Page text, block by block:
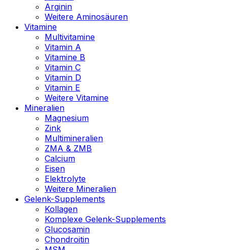
Arginin
Weitere Aminosäuren
Vitamine
Multivitamine
Vitamin A
Vitamine B
Vitamin C
Vitamin D
Vitamin E
Weitere Vitamine
Mineralien
Magnesium
Zink
Multimineralien
ZMA & ZMB
Calcium
Eisen
Elektrolyte
Weitere Mineralien
Gelenk-Supplements
Kollagen
Komplexe Gelenk-Supplements
Glucosamin
Chondroitin